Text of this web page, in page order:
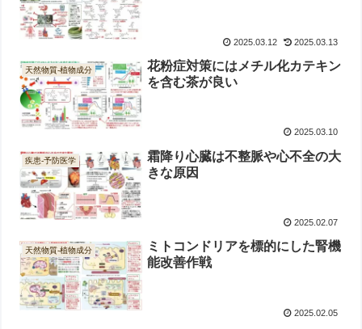
2025.03.12 2025.03.13
天然物質-植物成分
花粉症対策にはメチル化カテキン
を含む茶が良い
2025.03.10
疾患-予防医学
霜降り心臓は不整脈や心不全の大
きな原因
2025.02.07
天然物質-植物成分
ミトコンドリアを標的にした腎機
能改善作戦
2025.02.05